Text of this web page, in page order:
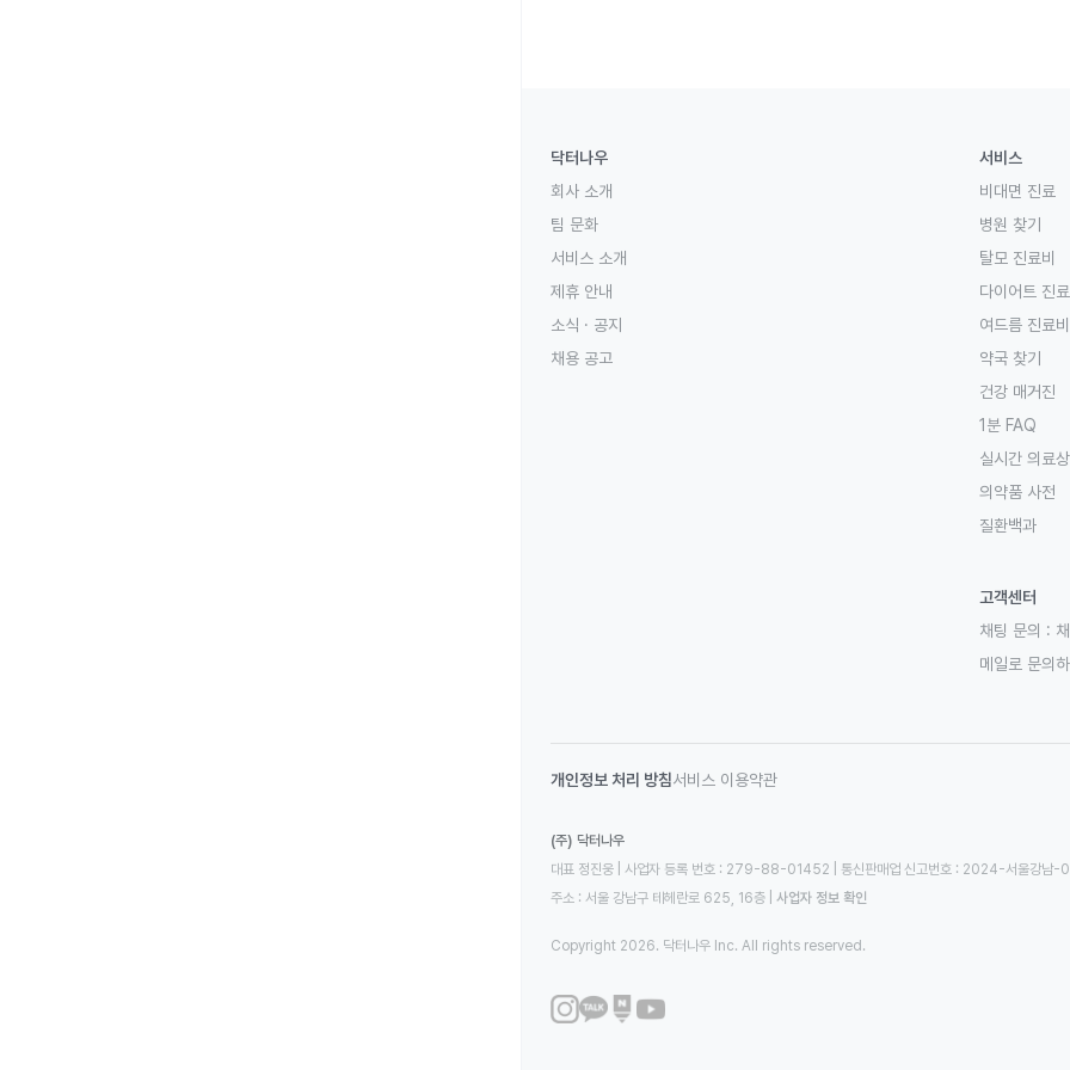
닥터나우
회사 소개
팀 문화
서비스 소개
제휴 안내
소식 · 공지
채용 공고
서비스
비대면 진료
병원 찾기
탈모 진료비
다이어트 진료
여드름 진료비
약국 찾기
건강 매거진
1분 FAQ
실시간 의료
의약품 사전
질환백과
고객센터
채팅 문의 :
메일로 문의하
개인정보 처리 방침서비스 이용약관
(주) 닥터나우
대표 정진웅 | 사업자 등록 번호 : 279-88-01452 | 통신판매업 신고번호 : 2024-서울강남
주소 : 서울 강남구 테헤란로 625, 16층
사업자 정보 확인
Copyright 2026. 닥터나우 Inc. All rights reserved.